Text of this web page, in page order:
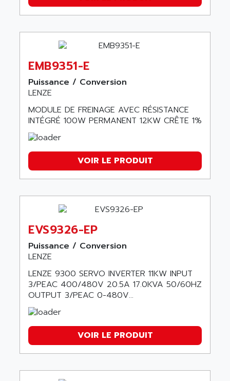
EMB9351-E
Puissance / Conversion
LENZE
MODULE DE FREINAGE AVEC RÉSISTANCE
INTÉGRÉ 100W PERMANENT 12KW CRÊTE 1%
VOIR LE PRODUIT
EVS9326-EP
Puissance / Conversion
LENZE
LENZE 9300 SERVO INVERTER 11KW INPUT
3/PEAC 400/480V 20.5A 17.0KVA 50/60HZ
OUTPUT 3/PEAC 0-480V...
VOIR LE PRODUIT